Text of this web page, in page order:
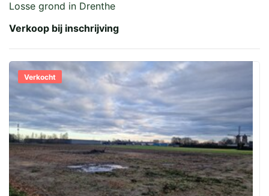
Losse grond in Drenthe
Verkoop bij inschrijving
Verkocht